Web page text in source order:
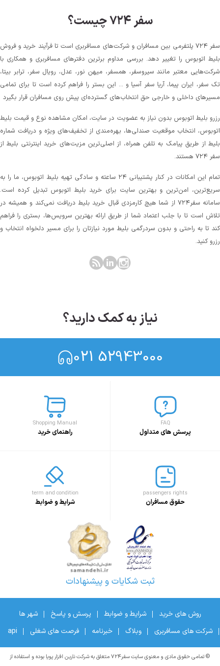
سفر ۷۲۴ چیست؟
سفر ۷۲۴ پلتفرمی بین مسافران و شرکت‌های مسافربری است تا فرآیند خرید و فروش
بلیط اتوبوس را تغییر دهد. بررسی مداوم برترین دفترهای مسافربری و همکاری با
شرکت‌هایی معتبر مانند سیروسفر، همسفر، میهن‌ نور، عدل، رویال سفر، ترابر بیتا،
تک سفر، ایران پیما، آریا سفر آسیا و ... این بستر را فراهم کرده است تا برای تمامی
مسیرهای داخلی و خارجی حق انتخاب‌های گسترده‌ای پیش روی مسافران قرار بگیرد
رزرو بلیط اتوبوس بدون نیاز به عضویت در سایت، امکان مشاهده نوع و قیمت بلیط
اتوبوس، انتخاب موقعیت صندلی‌ها، بهره‌مندی از تخفیف‌های ویژه و دریافت شماره‌
بلیط از طریق پیامک به تلفن همراه، از اصلی‌ترین مزیت‌های خرید اینترنتی بلیط از
سفر ۷۲۴ هستند.
تمام این امکانات در کنار پشتیبانی‌ ۲۴ ساعته و سادگی تهیه بلیط اتوبوس، ما را به
سریع‌ترین، امن‌ترین و بهترین سایت برای خرید بلیط اتوبوس تبدیل کرده است.
سامانه سفر۷۲۴ از شما هیچ کارمزدی قبال خرید بلیط دریافت نمی‌کند و همیشه در
تلاش است تا با جلب اعتماد شما از طریق ارائه بهترین سرویس‌ها، بستری را فراهم
کند تا به راحتی و بدون سردرگمی بلیط مورد نیازتان را برای مسیر دلخواه انتخاب و
رزرو کنید.
نیاز به کمک دارید؟
021 52943000
FAQ
پرسش های متداول
Shopping Manual
راهنمای خرید
passengers rights
حقوق مسافران
term and condition
شرایط و ضوابط
ثبت شکایات و پیشنهادات
روش های خرید شرایط و ضوابط پرسش و پاسخ
شهر ها
شرکت های مسافربری
وبلاگ خبرنامه فرصت های شغلی api
© تمامی حقوق مادی و معنوی سایت سفر۷۲۴ متعلق به شرکت نارین افزار پویا بوده و استفاده از